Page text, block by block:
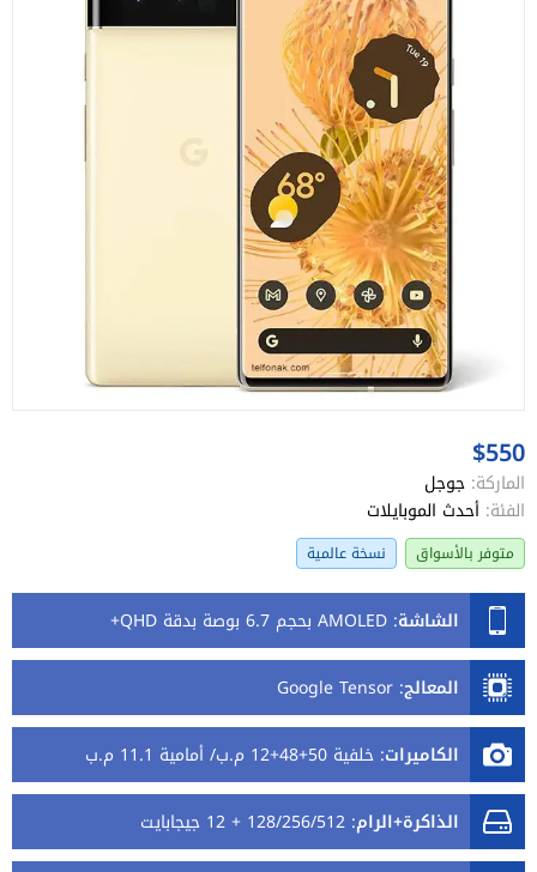
$550
الماركة: جوجل
الفئة: أحدث الموبايلات
متوفر بالأسواق نسخة عالمية
الشاشة: AMOLED بحجم 6.7 بوصة بدقة QHD+
المعالج:
Google Tensor
الكاميرات: خلفية 50+48+12 م.ب/ أمامية 11.1 م.ب
الذاكرة+الرام: 128/256/512 + 12 جيجابايت